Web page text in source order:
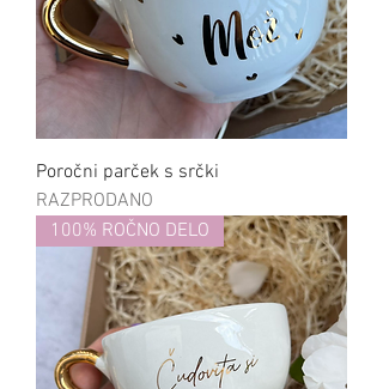
Poročni parček s srčki
RAZPRODANO
100% ROČNO DELO